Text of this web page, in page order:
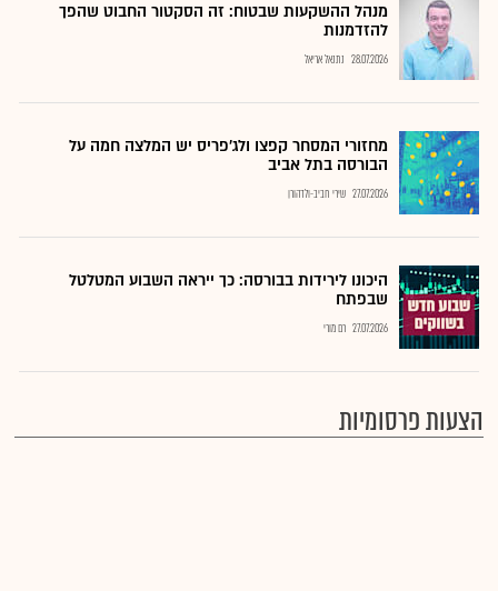
מנהל ההשקעות שבטוח: זה הסקטור החבוט שהפך
להזדמנות
28.07.2026 נתנאל אריאל
מחזורי המסחר קפצו ולג'פריס יש המלצה חמה על
הבורסה בתל אביב
27.07.2026 שירי חביב-ולדהורן
היכונו לירידות בבורסה: כך ייראה השבוע המטלטל
שבפתח
27.07.2026 רם מורי
הצעות פרסומיות